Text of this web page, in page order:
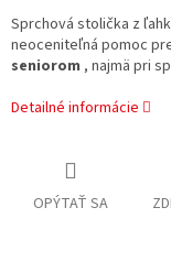
Sprchová stolička z
neoceniteľná pomoc
seniorom , najmä pri
Detailné informácie
OPÝTAŤ SA